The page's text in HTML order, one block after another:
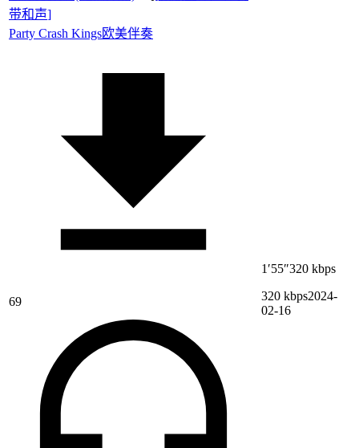
带和声]
Party Crash Kings欧美伴奏
69
1′55″320 kbps
320 kbps2024-
02-16